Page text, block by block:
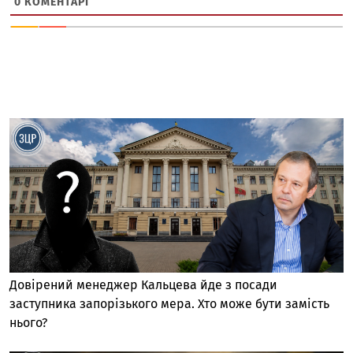
Довірений менеджер Кальцева йде з посади
заступника запорізького мера. Хто може бути замість
нього?